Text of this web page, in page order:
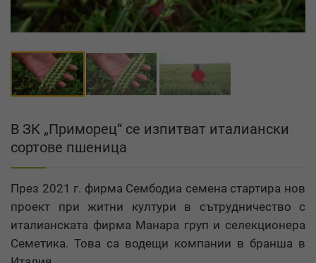
В ЗК „Приморец“ се изпитват италиански
сортове пшеница
През 2021 г. фирма Сембодиа семена стартира нов
проект при житни култури в сътрудничество с
италианската фирма Манара груп и селекционера
Семетика. Това са водещи компании в бранша в